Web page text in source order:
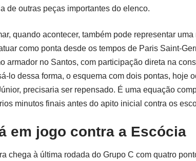
de outras peças importantes do elenco.
quando acontecer, também pode representar
como ponta desde os tempos de Paris Saint-
armador no Santos, com participação direta na
lo dessa forma, o esquema com dois pontas, hoje
precisaria ser repensado. É uma equação
minutos finais antes do apito inicial contra os
em jogo contra a Escócia
chega à última rodada do Grupo C com quatro